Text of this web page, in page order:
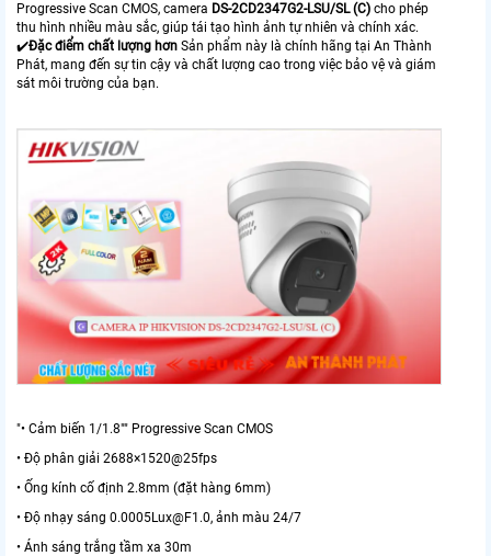
Progressive Scan CMOS, camera DS-2CD2347G2-LSU/SL (C) cho phép
thu hình nhiều màu sắc, giúp tái tạo hình ảnh tự nhiên và chính xác.
✔️Đặc điểm chất lượng hơn Sản phẩm này là chính hãng tại An Thành
Phát, mang đến sự tin cậy và chất lượng cao trong việc bảo vệ và giám
sát môi trường của bạn.
"• Cảm biến 1/1.8"" Progressive Scan CMOS
• Độ phân giải 2688×1520@25fps
• Ống kính cố định 2.8mm (đặt hàng 6mm)
• Độ nhạy sáng 0.0005Lux@F1.0, ảnh màu 24/7
• Ánh sáng trắng tầm xa 30m